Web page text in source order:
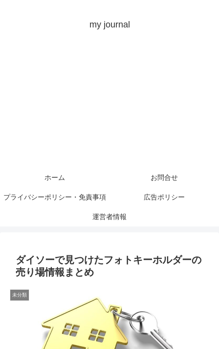
my journal
ホーム お問合せ
プライバシーポリシー・免責事項 広告ポリシー
運営者情報
ダイソーで見つけたフォトキーホルダーの
売り場情報まとめ
未分類